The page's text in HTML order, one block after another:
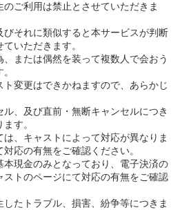
ご利用は禁止とさせていただきま
びそれに類似すると本サービスが判断
いただきます。
または偶然を装って複数人で会おう
変更はできかねますので、あらかじ
、及び直前・無断キャンセルにつき
す。
、キャストによって対応が異なりま
応の有無をご確認ください。
現金のみとなっており、電子決済の
トのページにて対応の有無をご確認
たトラブル、損害、紛争等につきま